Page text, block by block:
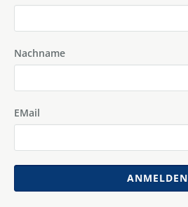
Nachname
EMail
ANMELDEN